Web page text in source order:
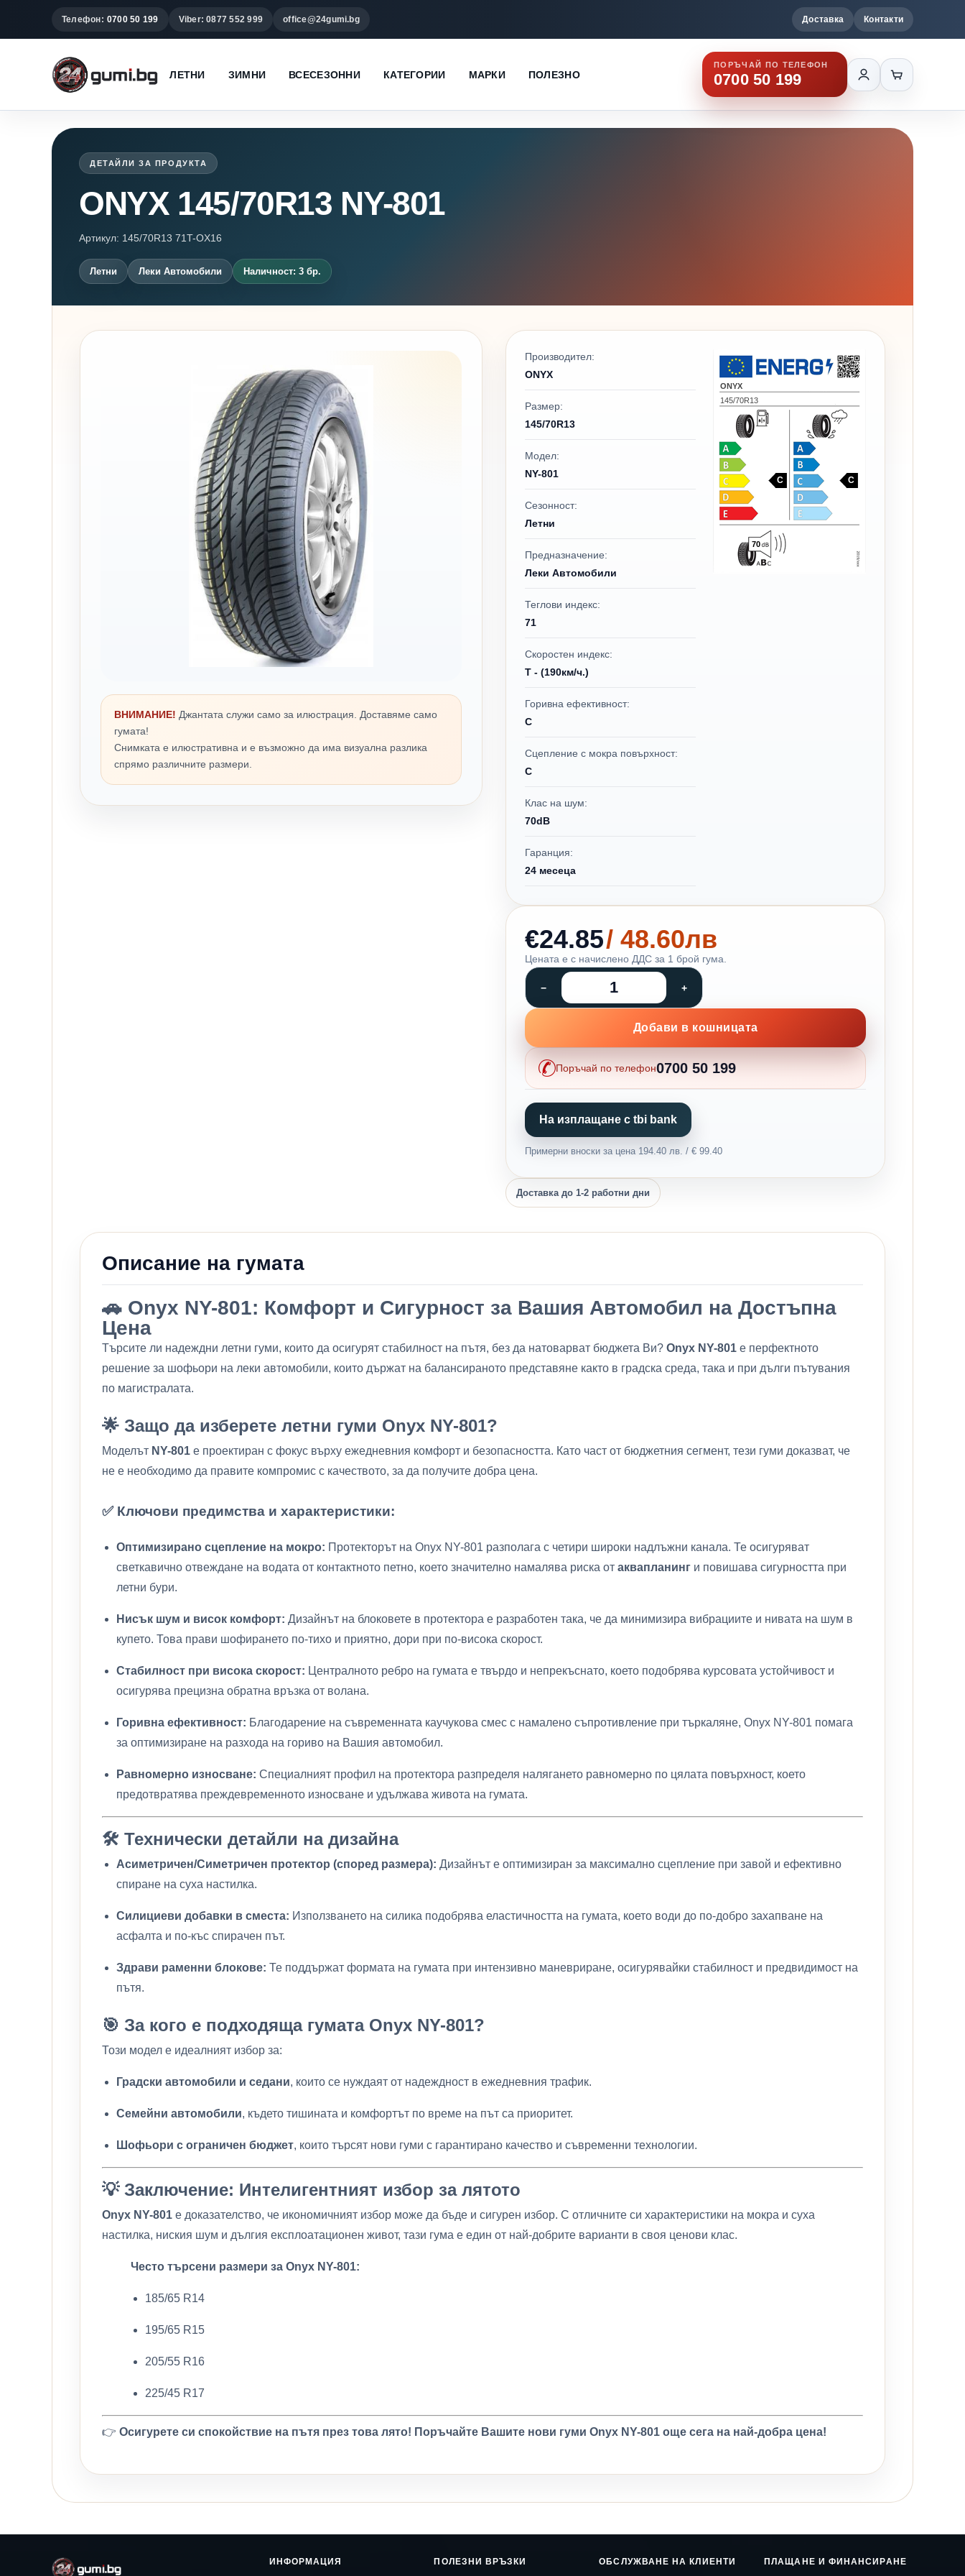
Телефон: 0700 50 199 Viber: 0877 552 999 office@24gumi.bg Доставка Контакти
ЛЕТНИ ЗИМНИ ВСЕСЕЗОННИ КАТЕГОРИИ МАРКИ ПОЛЕЗНО
ПОРЪЧАЙ ПО ТЕЛЕФОН
0700 50 199
ДЕТАЙЛИ ЗА ПРОДУКТА
ONYX 145/70R13 NY-801
Артикул: 145/70R13 71T-OX16
Летни Леки Автомобили Наличност: 3 бр.
ВНИМАНИЕ! Джантата служи само за илюстрация. Доставяме само
гумата!
Снимката е илюстративна и е възможно да има визуална разлика
спрямо различните размери.
Производител:
ONYX
Размер:
145/70R13
Модел:
NY-801
Сезонност:
Летни
Предназначение:
Леки Автомобили
Теглови индекс:
71
Скоростен индекс:
T - (190км/ч.)
Горивна ефективност:
C
Сцепление с мокра повърхност:
C
Клас на шум:
70dB
Гаранция:
24 месеца
ONYX
145/70R13
C C
70
€24.85/ 48.60лв
Цената е с начислено ДДС за 1 брой гума.
Добави в кошницата
Поръчай по телефон0700 50 199
На изплащане с tbi bank
Примерни вноски за цена 194.40 лв. / € 99.40
Доставка до 1-2 работни дни
Описание на гумата
🚗 Onyx NY-801: Комфорт и Сигурност за Вашия Автомобил на Достъпна
Цена
Търсите ли надеждни летни гуми, които да осигурят стабилност на пътя, без да натоварват бюджета Ви? Onyx NY-801 е перфектното
решение за шофьори на леки автомобили, които държат на балансираното представяне както в градска среда, така и при дълги пътувания
по магистралата.
🌟 Защо да изберете летни гуми Onyx NY-801?
Моделът NY-801 е проектиран с фокус върху ежедневния комфорт и безопасността. Като част от бюджетния сегмент, тези гуми доказват, че
не е необходимо да правите компромис с качеството, за да получите добра цена.
✅ Ключови предимства и характеристики:
Оптимизирано сцепление на мокро: Протекторът на Onyx NY-801 разполага с четири широки надлъжни канала. Те осигуряват
светкавично отвеждане на водата от контактното петно, което значително намалява риска от аквапланинг и повишава сигурността при
летни бури.
Нисък шум и висок комфорт: Дизайнът на блоковете в протектора е разработен така, че да минимизира вибрациите и нивата на шум в
купето. Това прави шофирането по-тихо и приятно, дори при по-висока скорост.
Стабилност при висока скорост: Централното ребро на гумата е твърдо и непрекъснато, което подобрява курсовата устойчивост и
осигурява прецизна обратна връзка от волана.
Горивна ефективност: Благодарение на съвременната каучукова смес с намалено съпротивление при търкаляне, Onyx NY-801 помага
за оптимизиране на разхода на гориво на Вашия автомобил.
Равномерно износване: Специалният профил на протектора разпределя налягането равномерно по цялата повърхност, което
предотвратява преждевременното износване и удължава живота на гумата.
🛠️ Технически детайли на дизайна
Асиметричен/Симетричен протектор (според размера): Дизайнът е оптимизиран за максимално сцепление при завой и ефективно
спиране на суха настилка.
Силициеви добавки в сместа: Използването на силика подобрява еластичността на гумата, което води до по-добро захапване на
асфалта и по-къс спирачен път.
Здрави раменни блокове: Те поддържат формата на гумата при интензивно маневриране, осигурявайки стабилност и предвидимост на
пътя.
🎯 За кого е подходяща гумата Onyx NY-801?
Този модел е идеалният избор за:
Градски автомобили и седани, които се нуждаят от надеждност в ежедневния трафик.
Семейни автомобили, където тишината и комфортът по време на път са приоритет.
Шофьори с ограничен бюджет, които търсят нови гуми с гарантирано качество и съвременни технологии.
💡 Заключение: Интелигентният избор за лятото
Onyx NY-801 е доказателство, че икономичният избор може да бъде и сигурен избор. С отличните си характеристики на мокра и суха
настилка, ниския шум и дългия експлоатационен живот, тази гума е един от най-добрите варианти в своя ценови клас.
Често търсени размери за Onyx NY-801:
185/65 R14
195/65 R15
205/55 R16
225/45 R17
👉 Осигурете си спокойствие на пътя през това лято! Поръчайте Вашите нови гуми Onyx NY-801 още сега на най-добра цена!
ИНФОРМАЦИЯ ПОЛЕЗНИ ВРЪЗКИ ОБСЛУЖВАНЕ НА КЛИЕНТИ ПЛАЩАНЕ И ФИНАНСИРАНЕ